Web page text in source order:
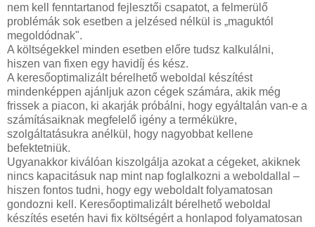
nem kell fenntartanod fejlesztői csapatot, a felmerülő
problémák sok esetben a jelzésed nélkül is „maguktól
megoldódnak".
A költségekkel minden esetben előre tudsz kalkulálni,
hiszen van fixen egy havidíj és kész.
A keresőoptimalizált bérelhető weboldal készítést
mindenképpen ajánljuk azon cégek számára, akik még
frissek a piacon, ki akarják próbálni, hogy egyáltalán van-e a
számításaiknak megfelelő igény a termékükre,
szolgáltatásukra anélkül, hogy nagyobbat kellene
befektetniük.
Ugyanakkor kiválóan kiszolgálja azokat a cégeket, akiknek
nincs kapacitásuk nap mint nap foglalkozni a weboldallal –
hiszen fontos tudni, hogy egy weboldalt folyamatosan
gondozni kell. Keresőoptimalizált bérelhető weboldal
készítés esetén havi fix költségért a honlapod folyamatosan